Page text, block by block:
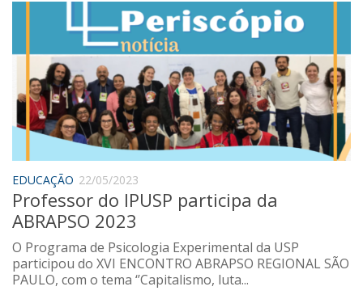
Alfabetização
Transtorno do Espectro Autista
Contato
Sobre o Portal
EDUCAÇÃO 22/05/2023
Professor do IPUSP participa da
ABRAPSO 2023
O Programa de Psicologia Experimental da USP
participou do XVI ENCONTRO ABRAPSO REGIONAL SÃO
PAULO, com o tema ‘’Capitalismo, luta...